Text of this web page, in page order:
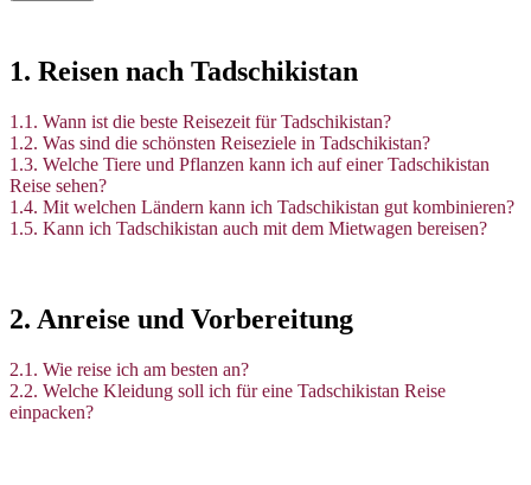
1. Reisen nach Tadschikistan
1.1. Wann ist die beste Reisezeit für Tadschikistan?
1.2. Was sind die schönsten Reiseziele in Tadschikistan?
1.3. Welche Tiere und Pflanzen kann ich auf einer Tadschikistan
Reise sehen?
1.4. Mit welchen Ländern kann ich Tadschikistan gut kombinieren?
1.5. Kann ich Tadschikistan auch mit dem Mietwagen bereisen?
2. Anreise und Vorbereitung
2.1. Wie reise ich am besten an?
2.2. Welche Kleidung soll ich für eine Tadschikistan Reise
einpacken?